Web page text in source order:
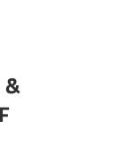
&